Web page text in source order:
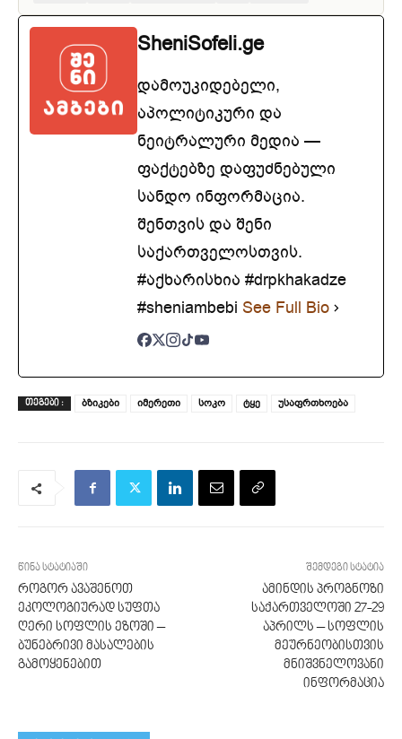
SheniSofeli.ge
დამოუკიდებელი,
აპოლიტიკური და
ნეიტრალური მედია —
ფაქტებზე დაფუძნებული
სანდო ინფორმაცია.
შენთვის და შენი
საქართველოსთვის.
#აქხარისხია #drpkhakadze
#sheniambebi See Full Bio
ᲗᲔᲒᲔᲑᲘ : ბზიკები იმერეთი სოკო ტყე უსაფრთხოება
წინა სტატიაში
როგორ ავაშენოთ
ეკოლოგიურად სუფთა
ღერი სოფლის ეზოში –
ბუნებრივი მასალების
გამოყენებით
შემდეგი სტატია
ამინდის პროგნოზი
საქართველოში 27-29
აპრილს – სოფლის
მეურნეობისთვის
მნიშვნელოვანი
ინფორმაცია